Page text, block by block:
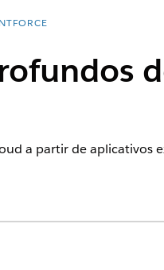
a partir de aplicativos